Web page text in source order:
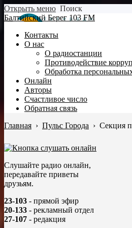
Открыть меню Поиск
Балтийский Берег 103 FM
Контакты
О нас
О радиостанции
Противодействие
Обработка
Онлайн
Авторы
Счастливое число
Обратная связь
Главная › Пульс Города › Секция
Слушайте радио онлайн,
передавайте приветы
друзьям.
23-103 - прямой эфир
20-133 - рекламный отдел
27-107 - редакция